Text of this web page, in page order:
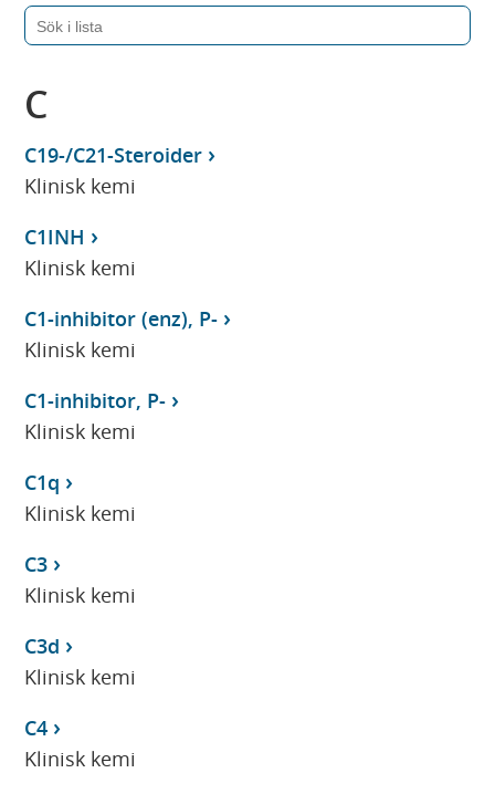
C
C19-/C21-Steroider
Klinisk kemi
C1INH
Klinisk kemi
C1-inhibitor (enz), P-
Klinisk kemi
C1-inhibitor, P-
Klinisk kemi
C1q
Klinisk kemi
C3
Klinisk kemi
C3d
Klinisk kemi
C4
Klinisk kemi